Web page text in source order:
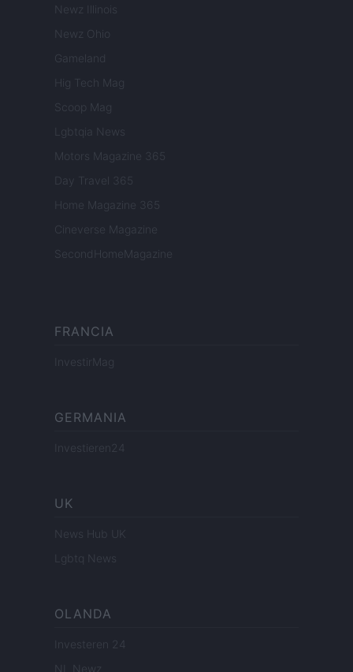
Newz Illinois
Newz Ohio
Gameland
Hig Tech Mag
Scoop Mag
Lgbtqia News
Motors Magazine 365
Day Travel 365
Home Magazine 365
Cineverse Magazine
SecondHomeMagazine
FRANCIA
InvestirMag
GERMANIA
Investieren24
UK
News Hub UK
Lgbtq News
OLANDA
Investeren 24
NL Newz